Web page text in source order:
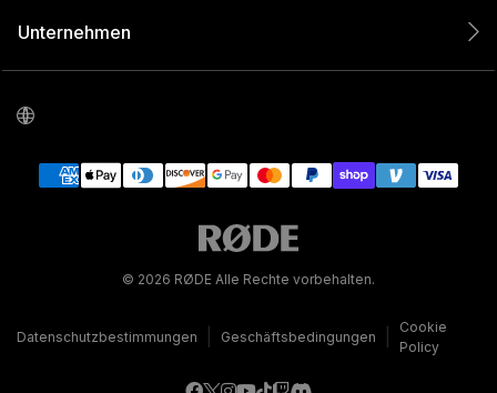
Unternehmen
© 2026 RØDE Alle Rechte vorbehalten.
Datenschutzbestimmungen Geschäftsbedingungen
Cookie
Policy